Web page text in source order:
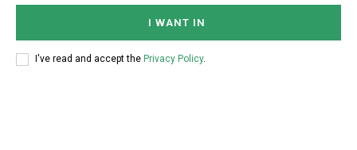
I WANT IN
I've read and accept the Privacy Policy.